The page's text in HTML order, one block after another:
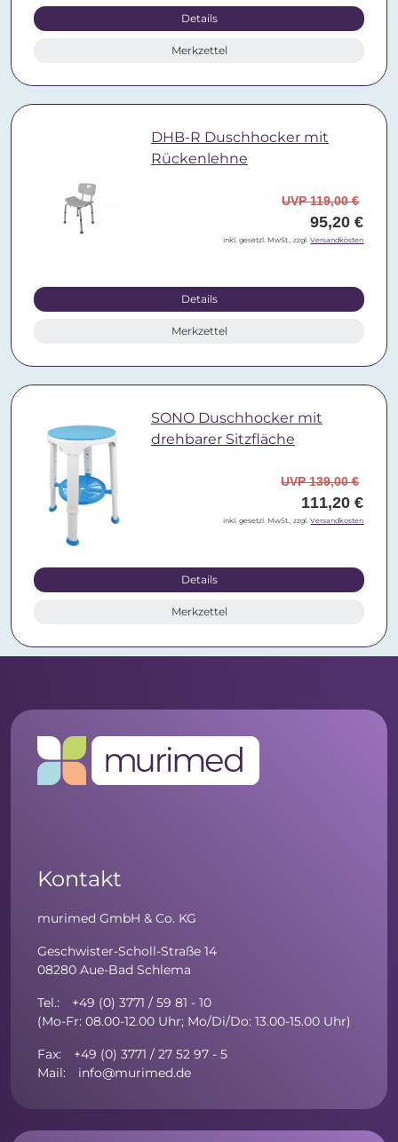
Details
Merkzettel
DHB-R Duschhocker mit
Rückenlehne
UVP 119,00 €
95,20 €
inkl. gesetzl. MwSt., zzgl.Versandkosten
Details
Merkzettel
SONO Duschhocker mit
drehbarer Sitzfläche
UVP 139,00 €
111,20 €
inkl. gesetzl. MwSt., zzgl.Versandkosten
Details
Merkzettel
Kontakt
murimed GmbH & Co. KG
Geschwister-Scholl-Straße 14
08280 Aue-Bad Schlema
Tel.: +49 (0) 3771 / 59 81 - 10
(Mo-Fr: 08.00-12.00 Uhr; Mo/Di/Do: 13.00-15.00 Uhr)
Fax: +49 (0) 3771 / 27 52 97 - 5
Mail: info@murimed.de